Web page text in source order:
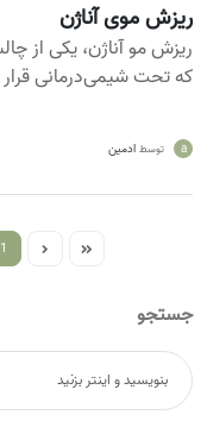
ریزش موی آناژن
ریزش مو آناژن، یکی از
که تحت شیمی‌درمانی
a توسط ادمین
1
جستجو